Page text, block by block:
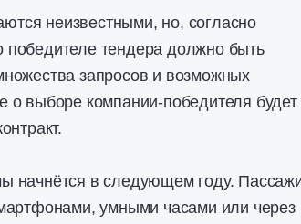
неизвестными, но, согласно
победителе тендера должно быть
запросов и возможных
о выборе компании-победителя будет
начнётся в следующем году.
умными часами или через